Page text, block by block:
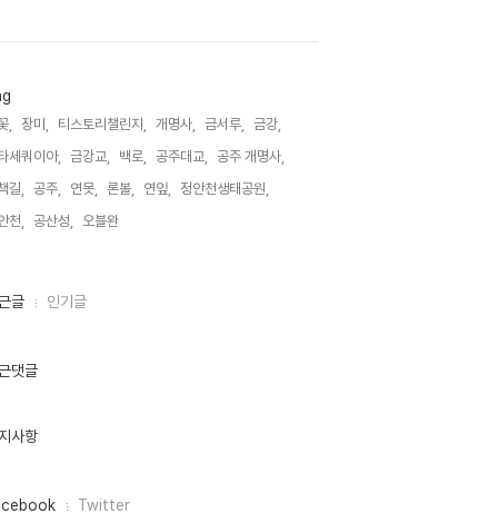
, 장미, 티스토리챌린지, 개명사, 금서루,
금강,
세쿼이아,
금강교, 백로, 공주대교,
공주 개명사,
길,
공주, 연못, 론볼, 연잎,
정안천생태공원,
천,
공산성, 오블완,
글 인기글
댓글
사항
Twitter